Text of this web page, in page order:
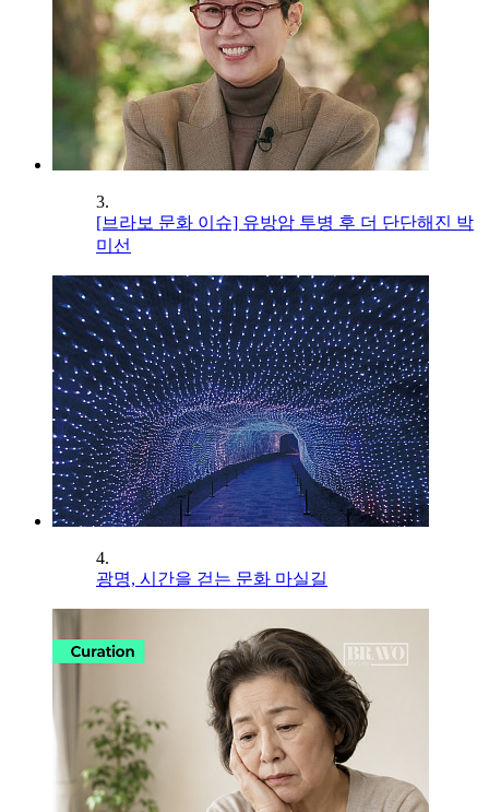
3.
[브라보 문화 이슈] 유방암 투병 후 더 단단해진 박
미선
4.
광명, 시간을 걷는 문화 마실길